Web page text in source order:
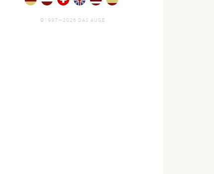
©1997—2026 DAS AUGE